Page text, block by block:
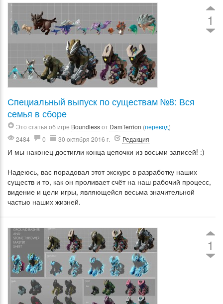
1
Специальный выпуск по существам №8: Вся
семья в сборе
Это статья об игре Boundlessот DamTerrion (перевод)
2484
0 30 октября 2016 г. Редакция
И мы наконец достигли конца цепочки из восьми записей! :)
Надеюсь, вас порадовал этот экскурс в разработку наших
существ и то, как он проливает счёт на наш рабочий процесс,
видение и цели игры, являющейся весьма значительной
частью наших жизней.
1